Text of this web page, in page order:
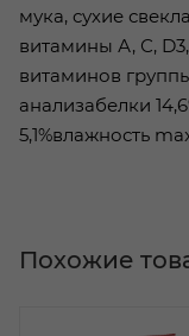
мука, сухие
витамины А, С,
витаминов
анализабелки
5,1%влажность
Похожие